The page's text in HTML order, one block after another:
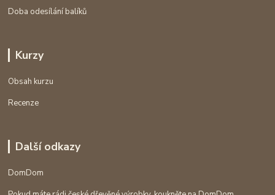
Doba odesílání balíků
Kurzy
Obsah kurzu
Recenze
Další odkazy
DomDom